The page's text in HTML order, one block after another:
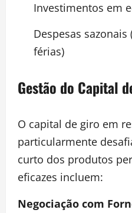
Investimentos em
Despesas
férias)
Gestão do Capital
O capital de giro em
particularmente
curto dos produtos
eficazes incluem:
Negociação com